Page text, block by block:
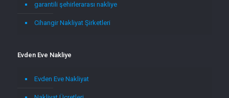
garantili şehirlerarası nakliye
Cihangir Nakliyat Şirketleri
Evden Eve Nakliye
Evden Eve Nakliyat